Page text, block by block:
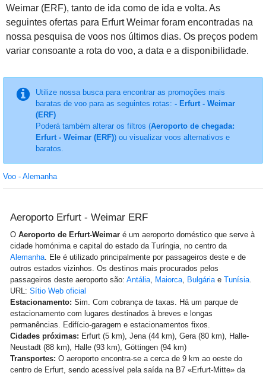
Weimar (ERF), tanto de ida como de ida e volta. As
seguintes ofertas para Erfurt Weimar foram encontradas na
nossa pesquisa de voos nos últimos dias. Os preços podem
variar consoante a rota do voo, a data e a disponibilidade.
Utilize nossa busca para encontrar as promoções mais
baratas de voo para as seguintes rotas: - Erfurt - Weimar
(ERF)
Poderá também alterar os filtros (Aeroporto de chegada:
Erfurt - Weimar (ERF)) ou visualizar voos alternativos e
baratos.
Voo - Alemanha
Aeroporto Erfurt - Weimar ERF
O Aeroporto de Erfurt-Weimar é um aeroporto doméstico que serve à
cidade homónima e capital do estado da Turíngia, no centro da
Alemanha. Ele é utilizado principalmente por passageiros deste e de
outros estados vizinhos. Os destinos mais procurados pelos
passageiros deste aeroporto são: Antália, Maiorca, Bulgáriae Tunísia.
URL: Sítio Web oficial
Estacionamento: Sim. Com cobrança de taxas. Há um parque de
estacionamento com lugares destinados à breves e longas
permanências. Edifício-garagem e estacionamentos fixos.
Cidades próximas: Erfurt (5 km), Jena (44 km), Gera (80 km), Halle-
Neustadt (88 km), Halle (93 km), Göttingen (94 km)
Transportes: O aeroporto encontra-se a cerca de 9 km ao oeste do
centro de Erfurt, sendo acessível pela saída na B7 «Erfurt-Mitte» da